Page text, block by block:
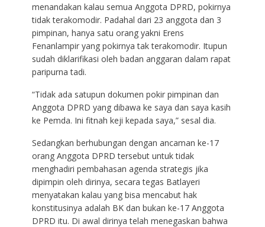
menandakan kalau semua Anggota DPRD, pokirnya
tidak terakomodir. Padahal dari 23 anggota dan 3
pimpinan, hanya satu orang yakni Erens
Fenanlampir yang pokirnya tak terakomodir. Itupun
sudah diklarifikasi oleh badan anggaran dalam rapat
paripurna tadi.
“Tidak ada satupun dokumen pokir pimpinan dan
Anggota DPRD yang dibawa ke saya dan saya kasih
ke Pemda. Ini fitnah keji kepada saya,” sesal dia.
Sedangkan berhubungan dengan ancaman ke-17
orang Anggota DPRD tersebut untuk tidak
menghadiri pembahasan agenda strategis jika
dipimpin oleh dirinya, secara tegas Batlayeri
menyatakan kalau yang bisa mencabut hak
konstitusinya adalah BK dan bukan ke-17 Anggota
DPRD itu. Di awal dirinya telah menegaskan bahwa